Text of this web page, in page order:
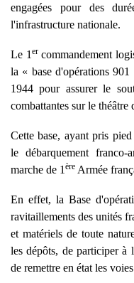
engagées pour des
l'infrastructure nationale.
Le 1 ercommandement
la « base d'opérations 901
1944 pour assurer le
combattantes sur le théâtre
Cette base, ayant pris
le débarquement
marche de 1 ère Armée
En effet, la Base
ravitaillements des unités
et matériels de toute
les dépôts, de participer à
de remettre en état les